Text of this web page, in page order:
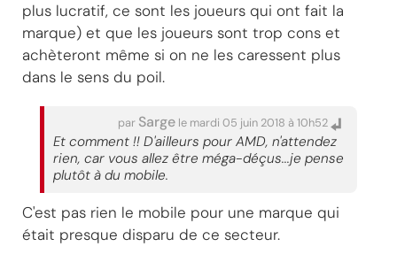
plus lucratif, ce sont les joueurs qui ont fait la
marque) et que les joueurs sont trop cons et
achèteront même si on ne les caressent plus
dans le sens du poil.
par Sarge le mardi 05 juin 2018 à 10h52
Et comment !! D'ailleurs pour AMD, n'attendez
rien, car vous allez être méga-déçus...je pense
plutôt à du mobile.
C'est pas rien le mobile pour une marque qui
était presque disparu de ce secteur.